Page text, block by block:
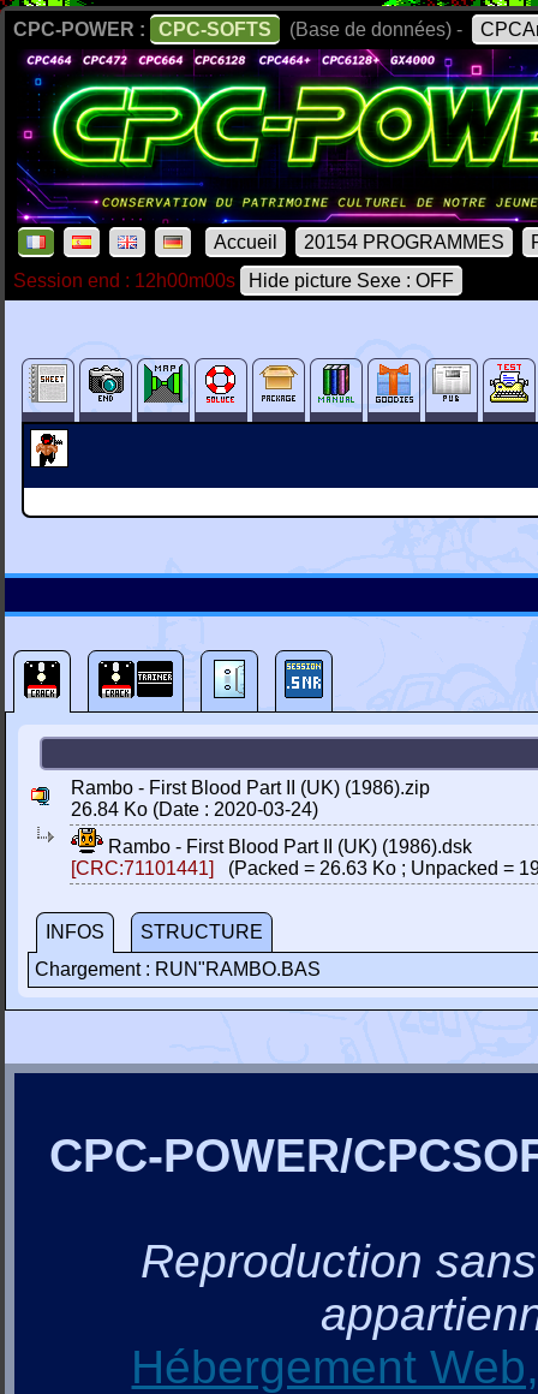
CPC-POWER : CPC-SOFTS (Base de données) -
Accueil 20154 PROGRAMMES
Session end : 12h00m00s
Hide picture Sexe : OFF
Rambo - First Blood Part II (UK) (1986).zip
26.84 Ko (Date : 2020-03-24)
Rambo - First Blood Part II (UK) (1986).dsk
[CRC:71101441]
(Packed = 26.63 Ko ; Unpacked =
INFOS
STRUCTURE
Chargement : RUN"RAMBO.BAS
CPC-POWER/
Reproduction
Hébergement